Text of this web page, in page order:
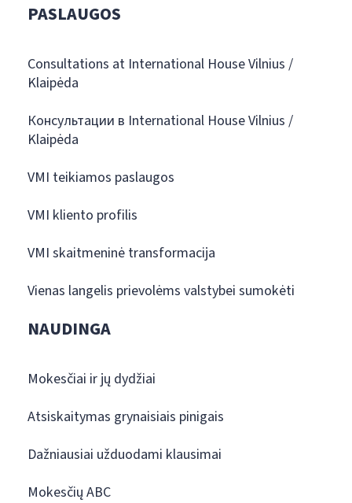
PASLAUGOS
Consultations at International House Vilnius /
Klaipėda
Консультации в International House Vilnius /
Klaipėda
VMI teikiamos paslaugos
VMI kliento profilis
VMI skaitmeninė transformacija
Vienas langelis prievolėms valstybei sumokėti
NAUDINGA
Mokesčiai ir jų dydžiai
Atsiskaitymas grynaisiais pinigais
Dažniausiai užduodami klausimai
Mokesčių ABC